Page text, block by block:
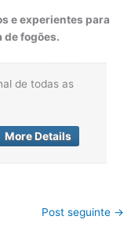
e experientes para
de fogões.
de todas as
More Details
Post seguinte →